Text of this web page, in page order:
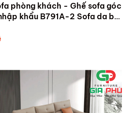
phòng khách - Ghế sofa góc
khẩu B791A-2 Sofa da bò